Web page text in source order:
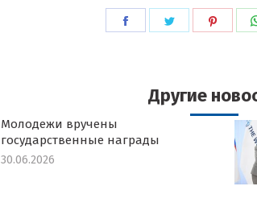
ПоделитьсяПоделиться
Другие
Молодежи вручены
государственные награды
30.06.2026